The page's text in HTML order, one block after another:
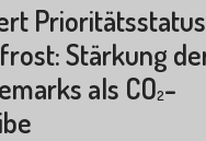
Stärkung
als CO2-